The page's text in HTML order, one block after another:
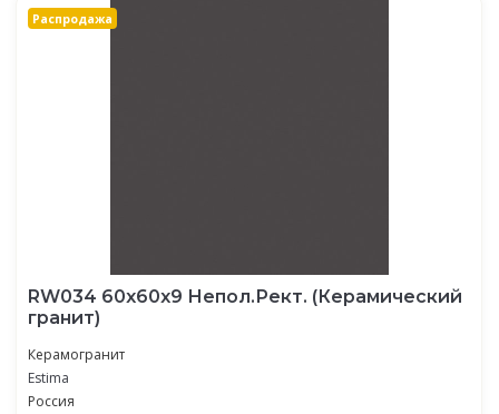
Распродажа
RW034 60x60x9 Непол.Рект. (Керамический
гранит)
Керамогранит
Estima
Россия